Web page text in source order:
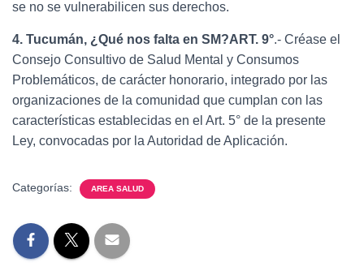
se no se vulnerabilicen sus derechos.
4. Tucumán, ¿Qué nos falta en SM?ART. 9°.- Créase el
Consejo Consultivo de Salud Mental y Consumos
Problemáticos, de carácter honorario, integrado por las
organizaciones de la comunidad que cumplan con las
características establecidas en el Art. 5° de la presente
Ley, convocadas por la Autoridad de Aplicación.
Categorías: AREA SALUD